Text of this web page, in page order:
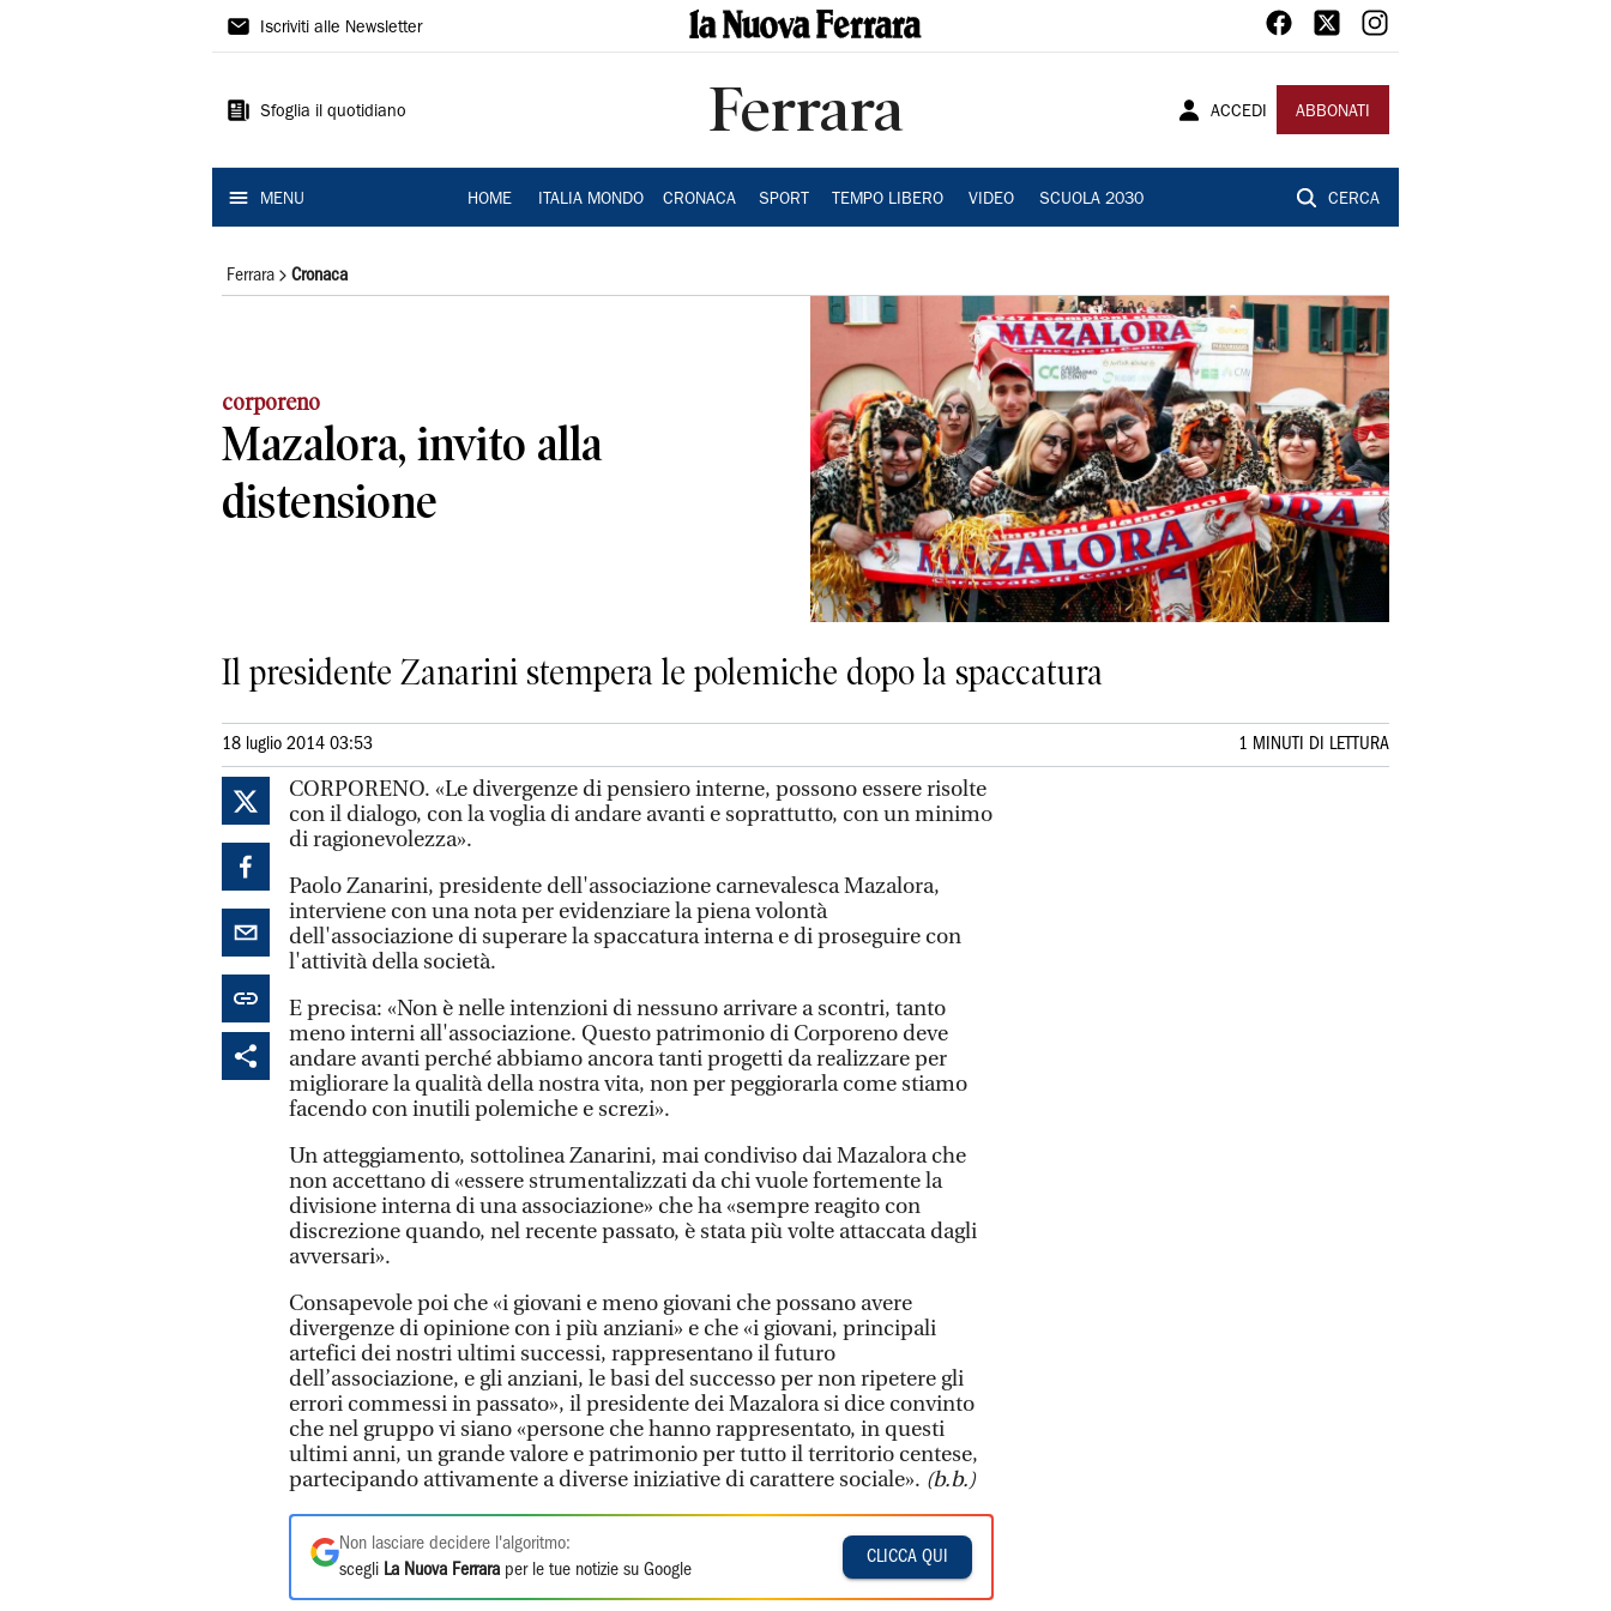
La
Ferrara
Iscriviti alle Newsletter
Sfoglia il quotidiano Ferrara ACCEDI ABBONATI
MENU HOME ITALIA MONDO CRONACA SPORT TEMPO LIBERO VIDEO SCUOLA 2030 CERCA
Ferrara Cronaca
corporeno
Mazalora, invito alla
distensione
Il presidente Zanarini stempera le polemiche dopo la spaccatura
18 luglio 2014 03:53 1 MINUTI DI LETTURA
CORPORENO. «Le divergenze di pensiero interne, possono essere risolte
con il dialogo, con la voglia di andare avanti e soprattutto, con un minimo
di ragionevolezza».
Paolo Zanarini, presidente dell'associazione carnevalesca Mazalora,
interviene con una nota per evidenziare la piena volontà
dell'associazione di superare la spaccatura interna e di proseguire con
l'attività della società.
E precisa: «Non è nelle intenzioni di nessuno arrivare a scontri, tanto
meno interni all'associazione. Questo patrimonio di Corporeno deve
andare avanti perché abbiamo ancora tanti progetti da realizzare per
migliorare la qualità della nostra vita, non per peggiorarla come stiamo
facendo con inutili polemiche e screzi».
Un atteggiamento, sottolinea Zanarini, mai condiviso dai Mazalora che
non accettano di «essere strumentalizzati da chi vuole fortemente la
divisione interna di una associazione» che ha «sempre reagito con
discrezione quando, nel recente passato, è stata più volte attaccata dagli
avversari».
Consapevole poi che «i giovani e meno giovani che possano avere
divergenze di opinione con i più anziani» e che «i giovani, principali
artefici dei nostri ultimi successi, rappresentano il futuro
dell’associazione, e gli anziani, le basi del successo per non ripetere gli
errori commessi in passato», il presidente dei Mazalora si dice convinto
che nel gruppo vi siano «persone che hanno rappresentato, in questi
ultimi anni, un grande valore e patrimonio per tutto il territorio centese,
partecipando attivamente a diverse iniziative di carattere sociale». (b.b.)
Non lasciare decidere l'algoritmo:
scegli La Nuova Ferrara per le tue notizie su Google
CLICCA QUI